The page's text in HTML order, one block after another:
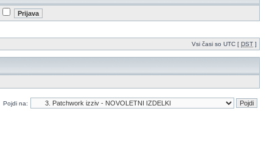
Vsi časi so UTC [ DST ]
Pojdi na: